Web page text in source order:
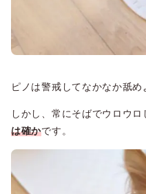
ピノは警戒してなかなか舐め
しかし、常にそばでウロウロ
は確かです。